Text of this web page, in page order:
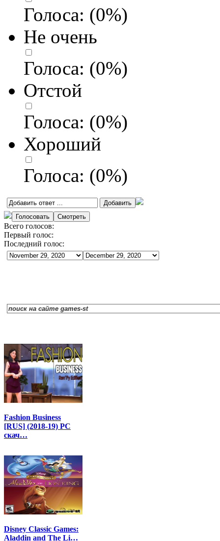
Голоса: (0%)
Не очень
Голоса: (0%)
Отстой
Голоса: (0%)
Хороший
Голоса: (0%)
Всего голосов:
Первый голос:
Последний голос:
Fashion Business
[RUS] (2018-19) PC
скач…
Disney Classic Games:
Aladdin and The Li…